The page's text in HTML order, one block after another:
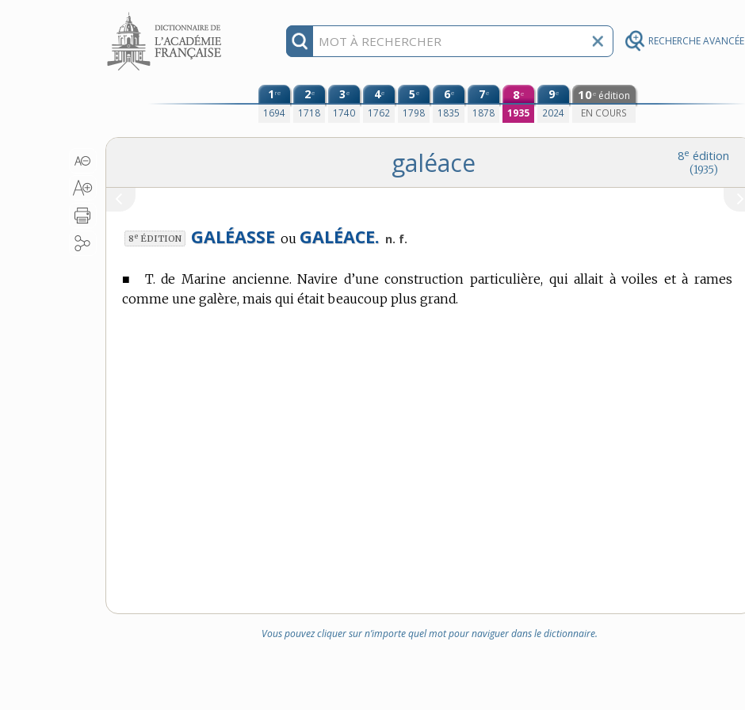
RECHERCHE AVANCÉE
Aller au contenu
1re
1694
2e
1718
3e
1740
4e
1762
5e
1798
6e
1835
7e
1878
8e
1935
9e
2024
10e édition
EN COURS
8e édition
(1935)
galéace
8e ÉDITION GALÉASSE ou GALÉACE. n. f.
■ T. de Marine ancienne. Navire d’une construction particulière, qui allait à voiles et à rames
comme une galère, mais qui était beaucoup plus grand.
Vous pouvez cliquer sur n’importe quel mot pour naviguer dans le dictionnaire.